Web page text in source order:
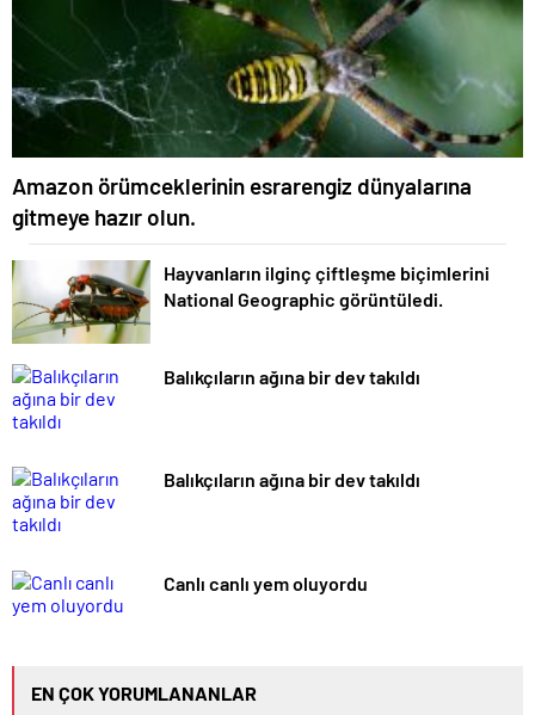
Amazon örümceklerinin esrarengiz dünyalarına
gitmeye hazır olun.
Hayvanların ilginç çiftleşme biçimlerini
National Geographic görüntüledi.
Balıkçıların ağına bir dev takıldı
Balıkçıların ağına bir dev takıldı
Canlı canlı yem oluyordu
EN ÇOK YORUMLANANLAR